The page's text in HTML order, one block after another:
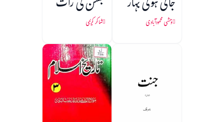
وحشی محمودآبادی شاکر کریمی